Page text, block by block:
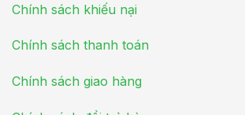
Chính sách khiếu nại
Chính sách thanh toán
Chính sách giao hàng